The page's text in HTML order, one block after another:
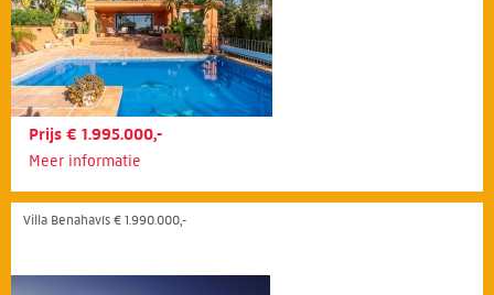
Prijs € 1.995.000,-
Meer informatie
Villa Benahavís € 1.990.000,-